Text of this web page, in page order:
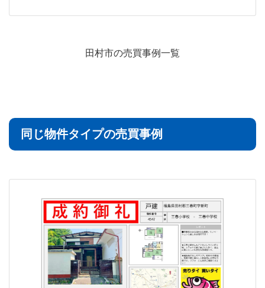
田村市の売買事例一覧
同じ物件タイプの売買事例